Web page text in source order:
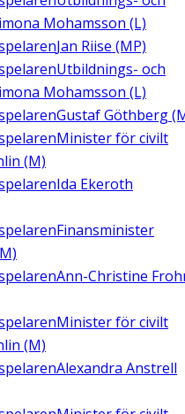
Mohamsson (L)
Jan Riise (MP)
Utbildnings- och
Mohamsson (L)
Gustaf Göthberg
Minister för civilt
(M)
Ida Ekeroth
Finansminister
Ann-Christine
Minister för civilt
(M)
Alexandra Anstrell